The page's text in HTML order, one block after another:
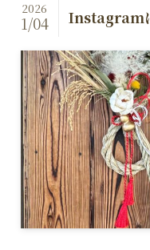
Instagram
2026
1/04